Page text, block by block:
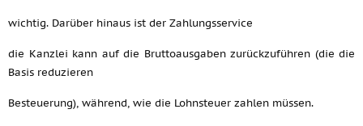
wichtig. Darüber hinaus ist der Zahlungsservice
die Kanzlei kann auf die Bruttoausgaben zurückzuführen (die die
Basis reduzieren
Besteuerung), während, wie die Lohnsteuer zahlen müssen.